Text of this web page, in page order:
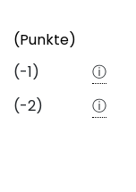
Punkteabzug
(Punkte)
(-1)
ⓘ
(-2) ⓘ